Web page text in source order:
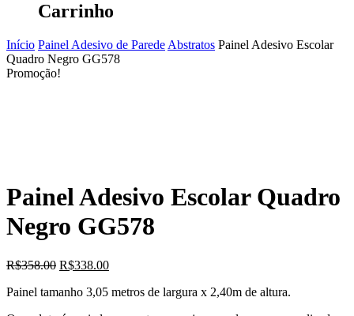
Carrinho
Início Painel Adesivo de Parede Abstratos Painel Adesivo Escolar
Quadro Negro GG578
Promoção!
Painel Adesivo Escolar Quadro
Negro GG578
R$358.00 O
original
R$338.00O
atual
Painel tamanho 3,05 metros de largura x 2,40m de altura.